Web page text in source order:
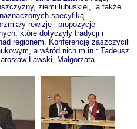
ziemi lubuskiej, a także
specyfiką
rewizje i propozycje
które dotyczyły tradycji i
regionem. Konferencję zaszczycili
a wśród nich m.in.: Tadeusz
Ławski, Małgorzata